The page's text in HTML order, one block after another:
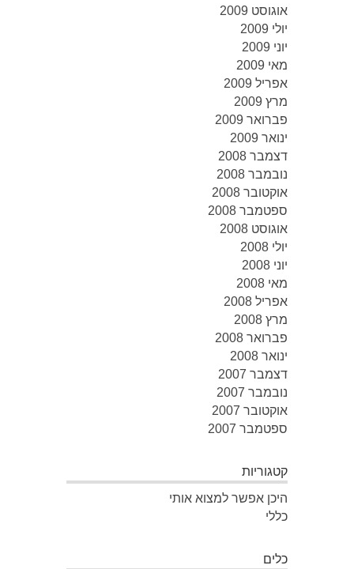
אוגוסט 2009
יולי 2009
יוני 2009
מאי 2009
אפריל 2009
מרץ 2009
פברואר 2009
ינואר 2009
דצמבר 2008
נובמבר 2008
אוקטובר 2008
ספטמבר 2008
אוגוסט 2008
יולי 2008
יוני 2008
מאי 2008
אפריל 2008
מרץ 2008
פברואר 2008
ינואר 2008
דצמבר 2007
נובמבר 2007
אוקטובר 2007
ספטמבר 2007
קטגוריות
היכן אפשר למצוא אותי
כללי
כלים